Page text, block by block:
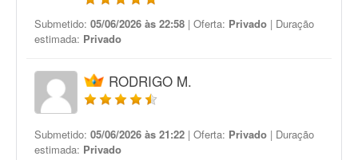
Submetido: 05/06/2026 às 22:58 | Oferta: Privado | Duração
estimada: Privado
RODRIGO M.
Submetido: 05/06/2026 às 21:22 | Oferta: Privado | Duração
estimada: Privado